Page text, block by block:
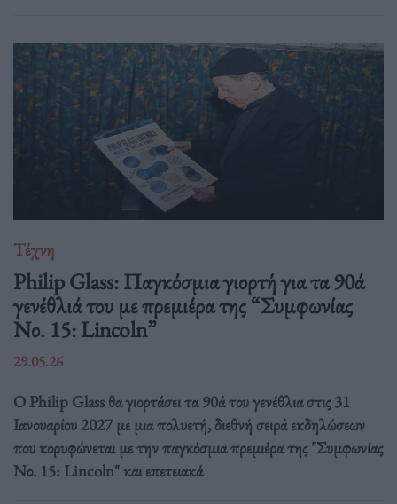
Τέχνη
Philip Glass: Παγκόσμια γιορτή για τα 90ά
γενέθλιά του με πρεμιέρα της “Συμφωνίας
Νο. 15: Lincoln”
29.05.26
Ο Philip Glass θα γιορτάσει τα 90ά του γενέθλια στις 31
Ιανουαρίου 2027 με μια πολυετή, διεθνή σειρά εκδηλώσεων
που κορυφώνεται με την παγκόσμια πρεμιέρα της "Συμφωνίας
Νο. 15: Lincoln" και επετειακά